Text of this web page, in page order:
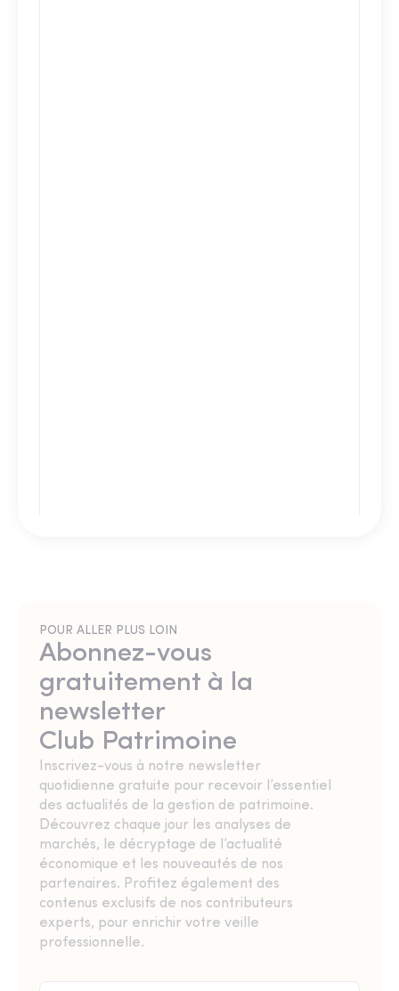
POUR ALLER PLUS LOIN
Abonnez-vous
gratuitement à la
newsletter
Club Patrimoine
Inscrivez-vous à notre newsletter
quotidienne gratuite pour recevoir l’essentiel
des actualités de la gestion de patrimoine.
Découvrez chaque jour les analyses de
marchés, le décryptage de l’actualité
économique et les nouveautés de nos
partenaires. Profitez également des
contenus exclusifs de nos contributeurs
experts, pour enrichir votre veille
professionnelle.